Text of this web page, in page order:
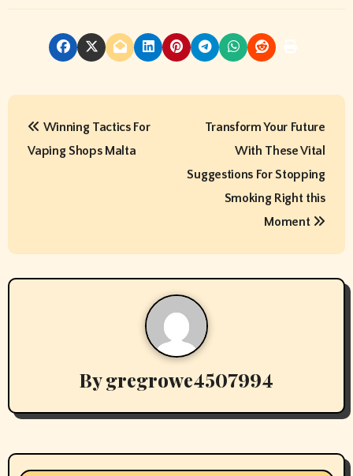
P
a
a
i
Winning Tactics For
Vaping Shops Malta
Transform Your Future
With These Vital
Suggestions For Stopping
Smoking Right this
Moment
Bygregrowe4507994